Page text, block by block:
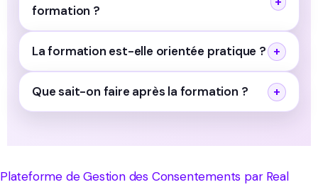
formation ?
La formation est-elle orientée pratique ?
Que sait-on faire après la formation ?
Plateforme de Gestion des Consentements par Real